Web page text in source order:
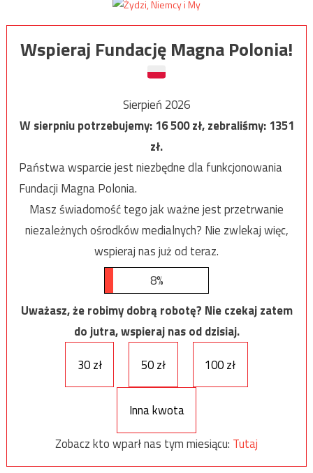
Wspieraj Fundację Magna Polonia!
Sierpień 2026
W sierpniu potrzebujemy:16 500zł, zebraliśmy:1351
zł.
Państwa wsparcie jest niezbędne dla funkcjonowania
Fundacji Magna Polonia.
Masz świadomość tego jak ważne jest przetrwanie
niezależnych ośrodków medialnych? Nie zwlekaj więc,
wspieraj nas już od teraz.
8%
Uważasz, że robimy dobrą robotę? Nie czekaj zatem
do jutra, wspieraj nas od dzisiaj.
30 zł
50 zł 100 zł
Inna kwota
Zobacz kto wparł nas tym miesiącu: Tutaj